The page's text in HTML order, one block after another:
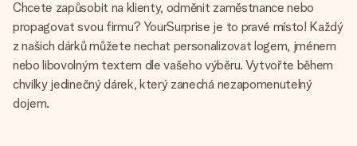
Chcete zapůsobit na klienty, odměnit zaměstnance nebo
propagovat svou firmu? YourSurprise je to pravé místo! Každý
z našich dárků můžete nechat personalizovat logem, jménem
nebo libovolným textem dle vašeho výběru. Vytvořte během
chvilky jedinečný dárek, který zanechá nezapomenutelný
dojem.